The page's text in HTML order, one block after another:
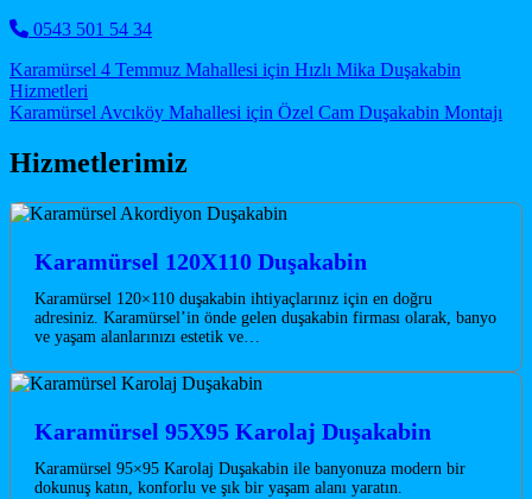
0543 501 54 34
Post navigation
Karamürsel 4 Temmuz Mahallesi için Hızlı Mika Duşakabin
Hizmetleri
Karamürsel Avcıköy Mahallesi için Özel Cam Duşakabin Montajı
Hizmetlerimiz
Karamürsel 120X110 Duşakabin
Karamürsel 120×110 duşakabin ihtiyaçlarınız için en doğru
adresiniz. Karamürsel’in önde gelen duşakabin firması olarak, banyo
ve yaşam alanlarınızı estetik ve…
Karamürsel 95X95 Karolaj Duşakabin
Karamürsel 95×95 Karolaj Duşakabin ile banyonuza modern bir
dokunuş katın, konforlu ve şık bir yaşam alanı yaratın.